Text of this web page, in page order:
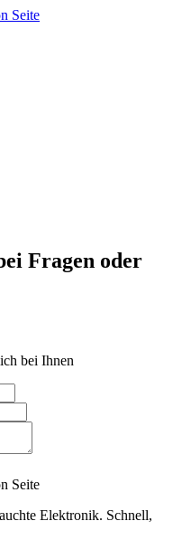
Seite
Fragen oder
bei Ihnen
Seite
Elektronik. Schnell,